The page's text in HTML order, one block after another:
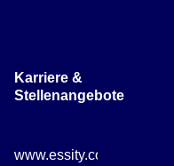
Karriere &
Stellenangebote
www.essity.com/careers